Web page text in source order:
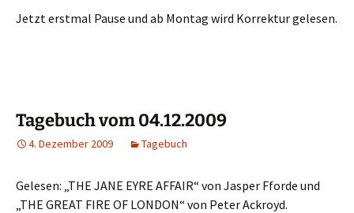
Jetzt erstmal Pause und ab Montag wird Korrektur gelesen.
Tagebuch vom 04.12.2009
4. Dezember 2009 Tagebuch
Gelesen: „THE JANE EYRE AFFAIR“ von Jasper Fforde und
„THE GREAT FIRE OF LONDON“ von Peter Ackroyd.